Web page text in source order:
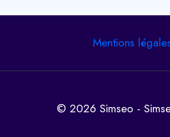
Mentions
© 2026 Simseo -